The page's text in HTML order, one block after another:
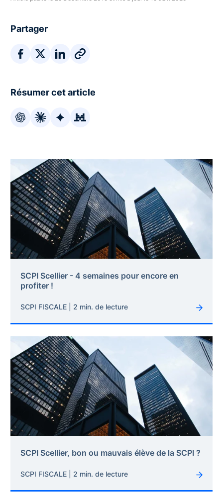
Partager
Résumer cet article
SCPI Scellier - 4 semaines pour encore en
profiter !
SCPI FISCALE | 2 min. de lecture
SCPI Scellier, bon ou mauvais élève de la SCPI ?
SCPI FISCALE | 2 min. de lecture